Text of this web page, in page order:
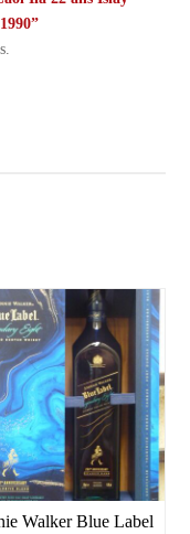
Walker Blue Label